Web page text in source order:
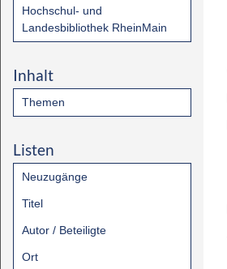
Hochschul- und
Landesbibliothek RheinMain
Inhalt
Themen
Listen
Neuzugänge
Titel
Autor / Beteiligte
Ort